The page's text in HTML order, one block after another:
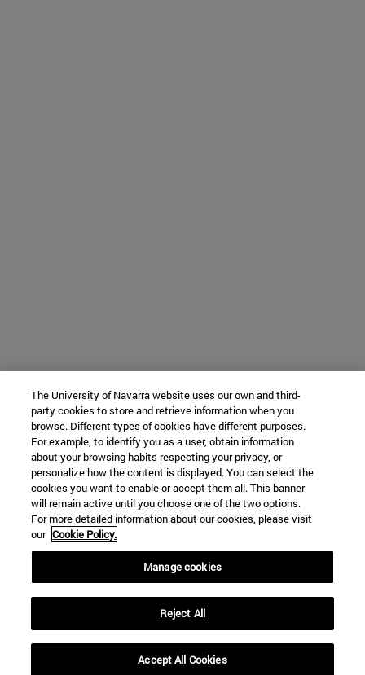
The University of Navarra website uses our own and third-
party cookies to store and retrieve information when you
browse. Different types of cookies have different purposes.
For example, to identify you as a user, obtain information
about your browsing habits respecting your privacy, or
personalize how the content is displayed. You can select the
cookies you want to enable or accept them all. This banner
will remain active until you choose one of the two options.
For more detailed information about our cookies, please visit
our Cookie Policy.
Manage cookies
Reject All
Accept All Cookies